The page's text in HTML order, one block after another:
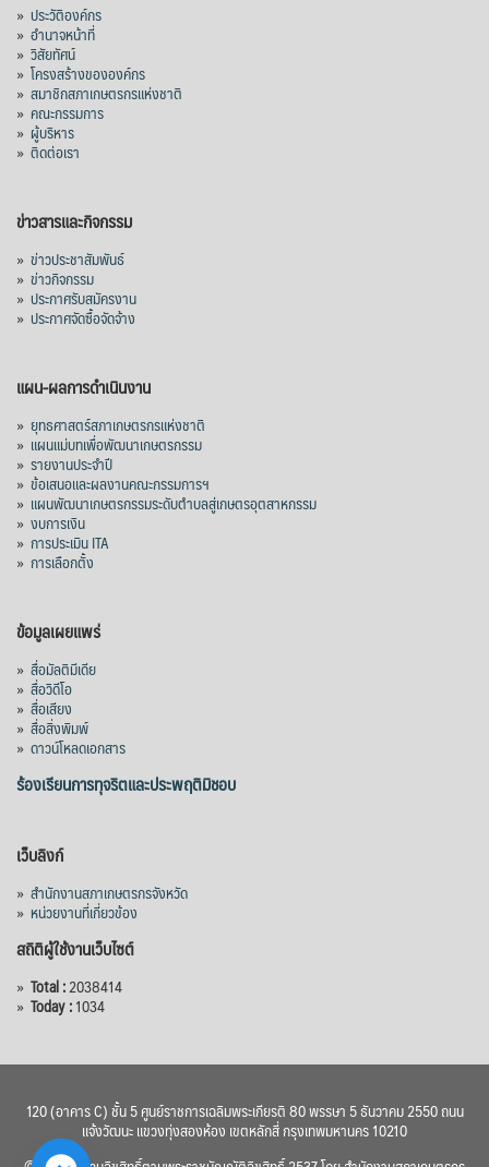
1,205 ล้านดอลลาร์สหรัฐ (ประมาณ
38,003.15 ล้านบาท) ลดลง 27.69%
ปรับตัวลดลงตามสภาวะเศรษฐกิจและการค้า
โลก โดยตลาดส่งออกสำคัญ จีน ส่งออกได้
1.52 ล้านตัน ลด 61.71%
ส่งออกมันครึ่งปี 69 ปริมาณ 2.52 ล้านตัน
ลด 51.63% ยังดีที่ราคาขายดีกว่าปีก่อน
mgronline.com
View on Facebook
สภาเกษตรกรแห่งชาติ
3 days ago
คณะรัฐมนตรี อนุมัติโครงการอ่างเก็บน้ำ
คลองวังโตนด วงเงิน 7,200 ล้านบาท สะท้อน
ผลสำเร็จการผลักดันข้อเสนอเชิงนโยบายของ
เมื่อวันที่ 5 สิงหาคม 2569 คณะรัฐมนตรีมีมติ
อนุมัติโครงการอ่างเก็บน้ำคลองวังโตนด
จังหวัดจันทบุรี กรอบวงเงิน 7,200 ล้านบาท
กำหนดระยะเวลาดำเนินงาน 7 ปี (พ.ศ. 2570–
2576) โดยโครงการมีความจุ 99.50 ล้าน
ลูกบาศก์เมตร สามารถสนับสนุนพื้นที่
ชลประทานกว่า 87,700 ไร่ เพิ่ม
View on Facebook
» ประวัติองค์กร
» อำนาจหน้าที่
» วิสัยทัศน์
» โครงสร้างขององค์กร
» สมาชิกสภาเกษตรกรแห่งชาติ
» คณะกรรมการ
» ผู้บริหาร
» ติดต่อเรา
ข่าวสารและกิจกรรม
» ข่าวประชาสัมพันธ์
» ข่าวกิจกรรม
» ประกาศรับสมัครงาน
» ประกาศจัดซื้อจัดจ้าง
แผน-ผลการดำเนินงาน
» ยุทธศาสตร์สภาเกษตรกรแห่งชาติ
» แผนแม่บทเพื่อพัฒนาเกษตรกรรม
» รายงานประจำปี
» ข้อเสนอและผลงานคณะกรรมการฯ
» แผนพัฒนาเกษตรกรรมระดับตำบลสู่เกษตรอุตสาหกรรม
» งบการเงิน
» การประเมิน ITA
» การเลือกตั้ง
ข้อมูลเผยแพร่
» สื่อมัลติมีเดีย
» สื่อวิดีโอ
» สื่อเสียง
» สื่อสิ่งพิมพ์
» ดาวน์โหลดเอกสาร
ร้องเรียนการทุจริตและประพฤติมิชอบ
เว็บลิงก์
» สำนักงานสภาเกษตรกรจังหวัด
» หน่วยงานที่เกี่ยวข้อง
สถิติผู้ใช้งานเว็บไซต์
» Total :2038414
» Today :1034
120 (อาคาร C) ชั้น 5 ศูนย์ราชการเฉลิมพระเกียรติ 80 พรรษา 5 ธันวาคม 2550 ถนน
แจ้งวัฒนะ แขวงทุ่งสองห้อง เขตหลักสี่ กรุงเทพมหานคร 10210